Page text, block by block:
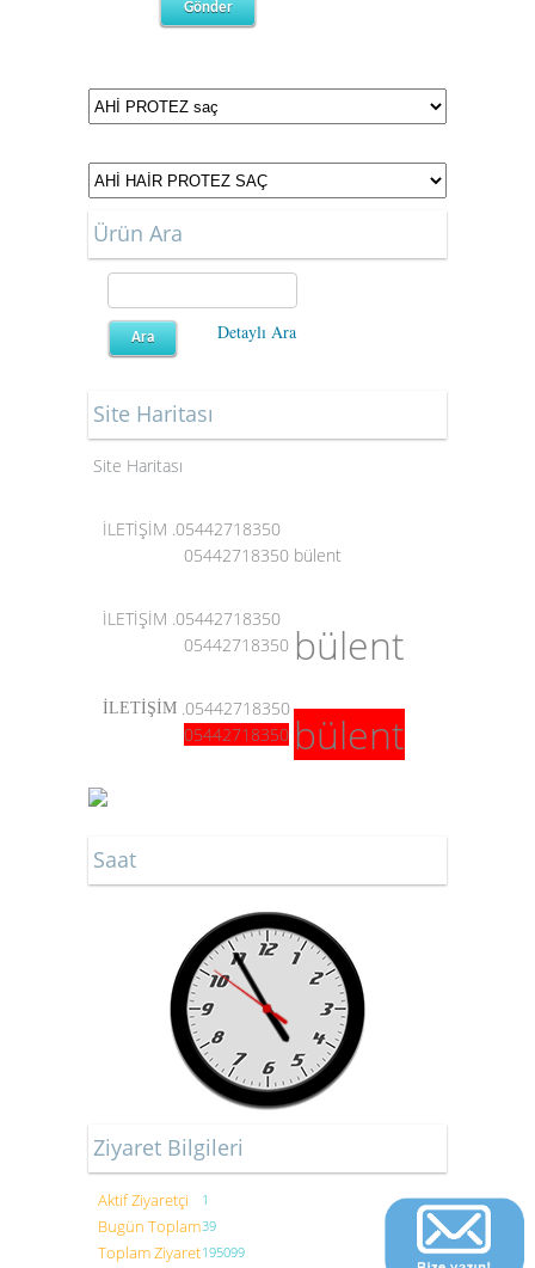
Ürün Ara
Detaylı Ara
Site Haritası
Site Haritası
İLETİŞİM .05442718350
05442718350 bülent
İLETİŞİM .05442718350
05442718350 bülent
İLETİŞİM .05442718350
05442718350 bülent
Saat
Ziyaret Bilgileri
Aktif Ziyaretçi 1
Bugün Toplam39
Toplam Ziyaret195099